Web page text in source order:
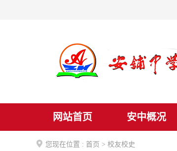
网站首页 安中概况
 您现在位置 : 首页 > 校友校史